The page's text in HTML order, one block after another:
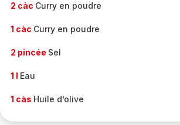
2 càc Curry en poudre
1 càc Curry en poudre
2 pincée Sel
1 l Eau
1 càs Huile d’olive